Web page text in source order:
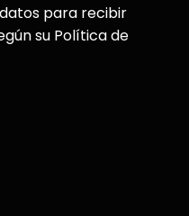
para recibir
su Política de